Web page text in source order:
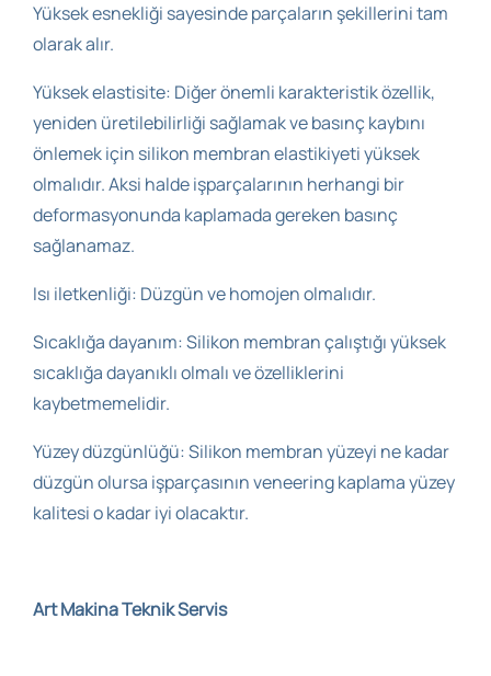
Yüksek esnekliği sayesinde parçaların şekillerini tam
olarak alır.
Yüksek elastisite: Diğer önemli karakteristik özellik,
yeniden üretilebilirliği sağlamak ve basınç kaybını
önlemek için silikon membran elastikiyeti yüksek
olmalıdır. Aksi halde işparçalarının herhangi bir
deformasyonunda kaplamada gereken basınç
sağlanamaz.
Isı iletkenliği: Düzgün ve homojen olmalıdır.
Sıcaklığa dayanım: Silikon membran çalıştığı yüksek
sıcaklığa dayanıklı olmalı ve özelliklerini
kaybetmemelidir.
Yüzey düzgünlüğü: Silikon membran yüzeyi ne kadar
düzgün olursa işparçasının veneering kaplama yüzey
kalitesi o kadar iyi olacaktır.
Art Makina Teknik Servis